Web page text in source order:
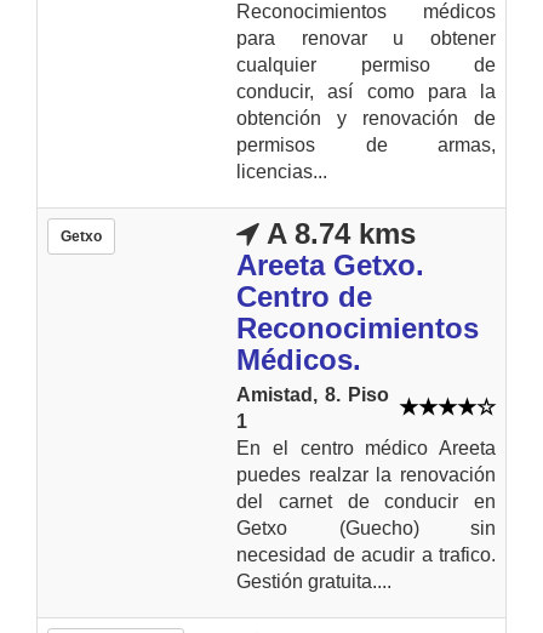
Reconocimientos médicos
para renovar u obtener
cualquier permiso de
conducir, así como para la
obtención y renovación de
permisos de armas,
licencias...
Getxo
A 8.74 kms
Areeta Getxo.
Centro de
Reconocimientos
Médicos.
Amistad, 8. Piso
1
En el centro médico Areeta
puedes realzar la renovación
del carnet de conducir en
Getxo (Guecho) sin
necesidad de acudir a trafico.
Gestión gratuita....